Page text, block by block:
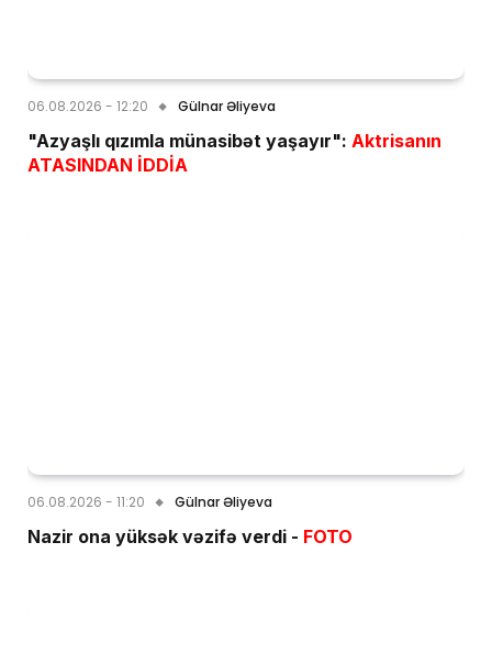
06.08.2026 - 12:20 Gülnar Əliyeva
"Azyaşlı qızımla münasibət yaşayır": Aktrisanın
ATASINDAN İDDİA
06.08.2026 - 11:20 Gülnar Əliyeva
Nazir ona yüksək vəzifə verdi - FOTO